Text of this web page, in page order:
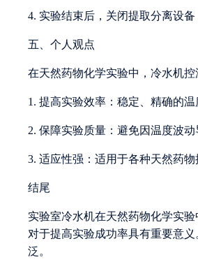
4. 实验结束后，关闭提取分离设备
五、个人观点
在天然药物化学实验中，冷水机
1. 提高实验效率：稳定、精确的
2. 保障实验质量：避免因温度波
3. 适应性强：适用于各种天然药物
结尾
实验室冷水机在天然药物化学实
对于提高实验成功率具有重要意
泛。